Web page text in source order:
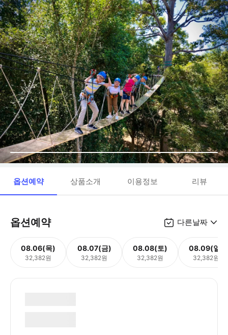
옵션예약 상품소개 이용정보 리뷰
옵션예약 다른날짜
08.06(목)
32,382원
08.07(금)
32,382원
08.08(토)
32,382원
08.09(일)
32,382원